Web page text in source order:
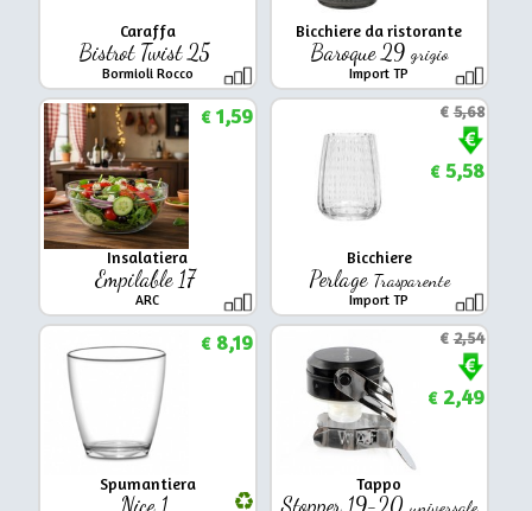
Caraffa
Bistrot Twist 25
Bormioli Rocco
Bicchiere da ristorante
Baroque 29 grigio
Import TP
Insalatiera
Empilable 17
ARC
€1,59
Bicchiere
Perlage Trasparente
Import TP
€5,68
€5,58
Spumantiera
Nice 1
€8,19
Tappo
Stopper 19-20 universale
€2,54
€2,49